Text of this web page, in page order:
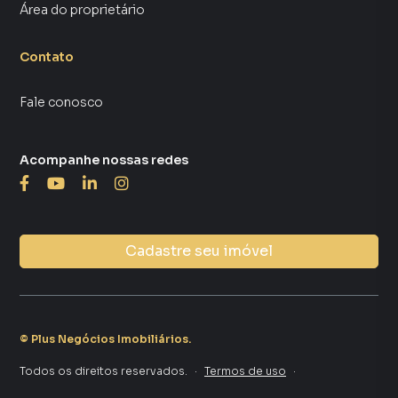
Área do proprietário
Contato
Fale conosco
Cadastre seu imóvel
Acompanhe nossas redes
© Plus Negócios Imobiliários.
Todos os direitos reservados. · Termos de uso ·